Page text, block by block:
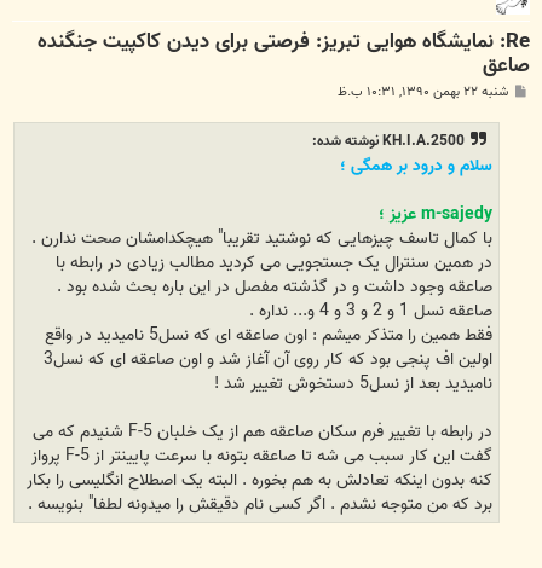
Re: نمایشگاه هوایی تبریز: فرصتی برای دیدن کاکپیت جنگنده
صاعق
پ شنبه ۲۲ بهمن ۱۳۹۰, ۱۰:۳۱ ب.ظ
KH.I.A.2500 نوشته شده:
سلام و درود بر همگی ؛
m-sajedy عزیز
با کمال تاسف چیزهایی که نوشتید تقریبا" هیچکدامشان صحت ندارن .
در همین سنترال یک جستجویی می کردید مطالب زیادی در رابطه با
صاعقه وجود داشت و در گذشته مفصل در این باره بحث شده بود .
صاعقه نسل 1 و 2 و 3 و 4 و... نداره .
فقط همین را متذکر میشم : اون صاعقه ای که نسل5 نامیدید در واقع
اولین اف پنجی بود که کار روی آن آغاز شد و اون صاعقه ای که نسل3
نامیدید بعد از نسل5 دستخوش تغییر شد !
در رابطه با تغییر فرم سکان صاعقه هم از یک خلبان F-5 شنیدم که می
گفت این کار سبب می شه تا صاعقه بتونه با سرعت پایینتر از F-5 پرواز
کنه بدون اینکه تعادلش به هم بخوره . البته یک اصطلاح انگلیسی را بکار
برد که من متوجه نشدم . اگر کسی نام دقیقش را میدونه لطفا" بنویسه .